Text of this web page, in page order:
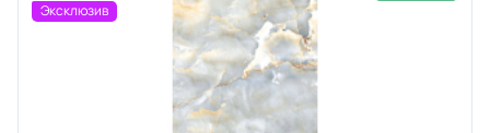
Эксклюзив